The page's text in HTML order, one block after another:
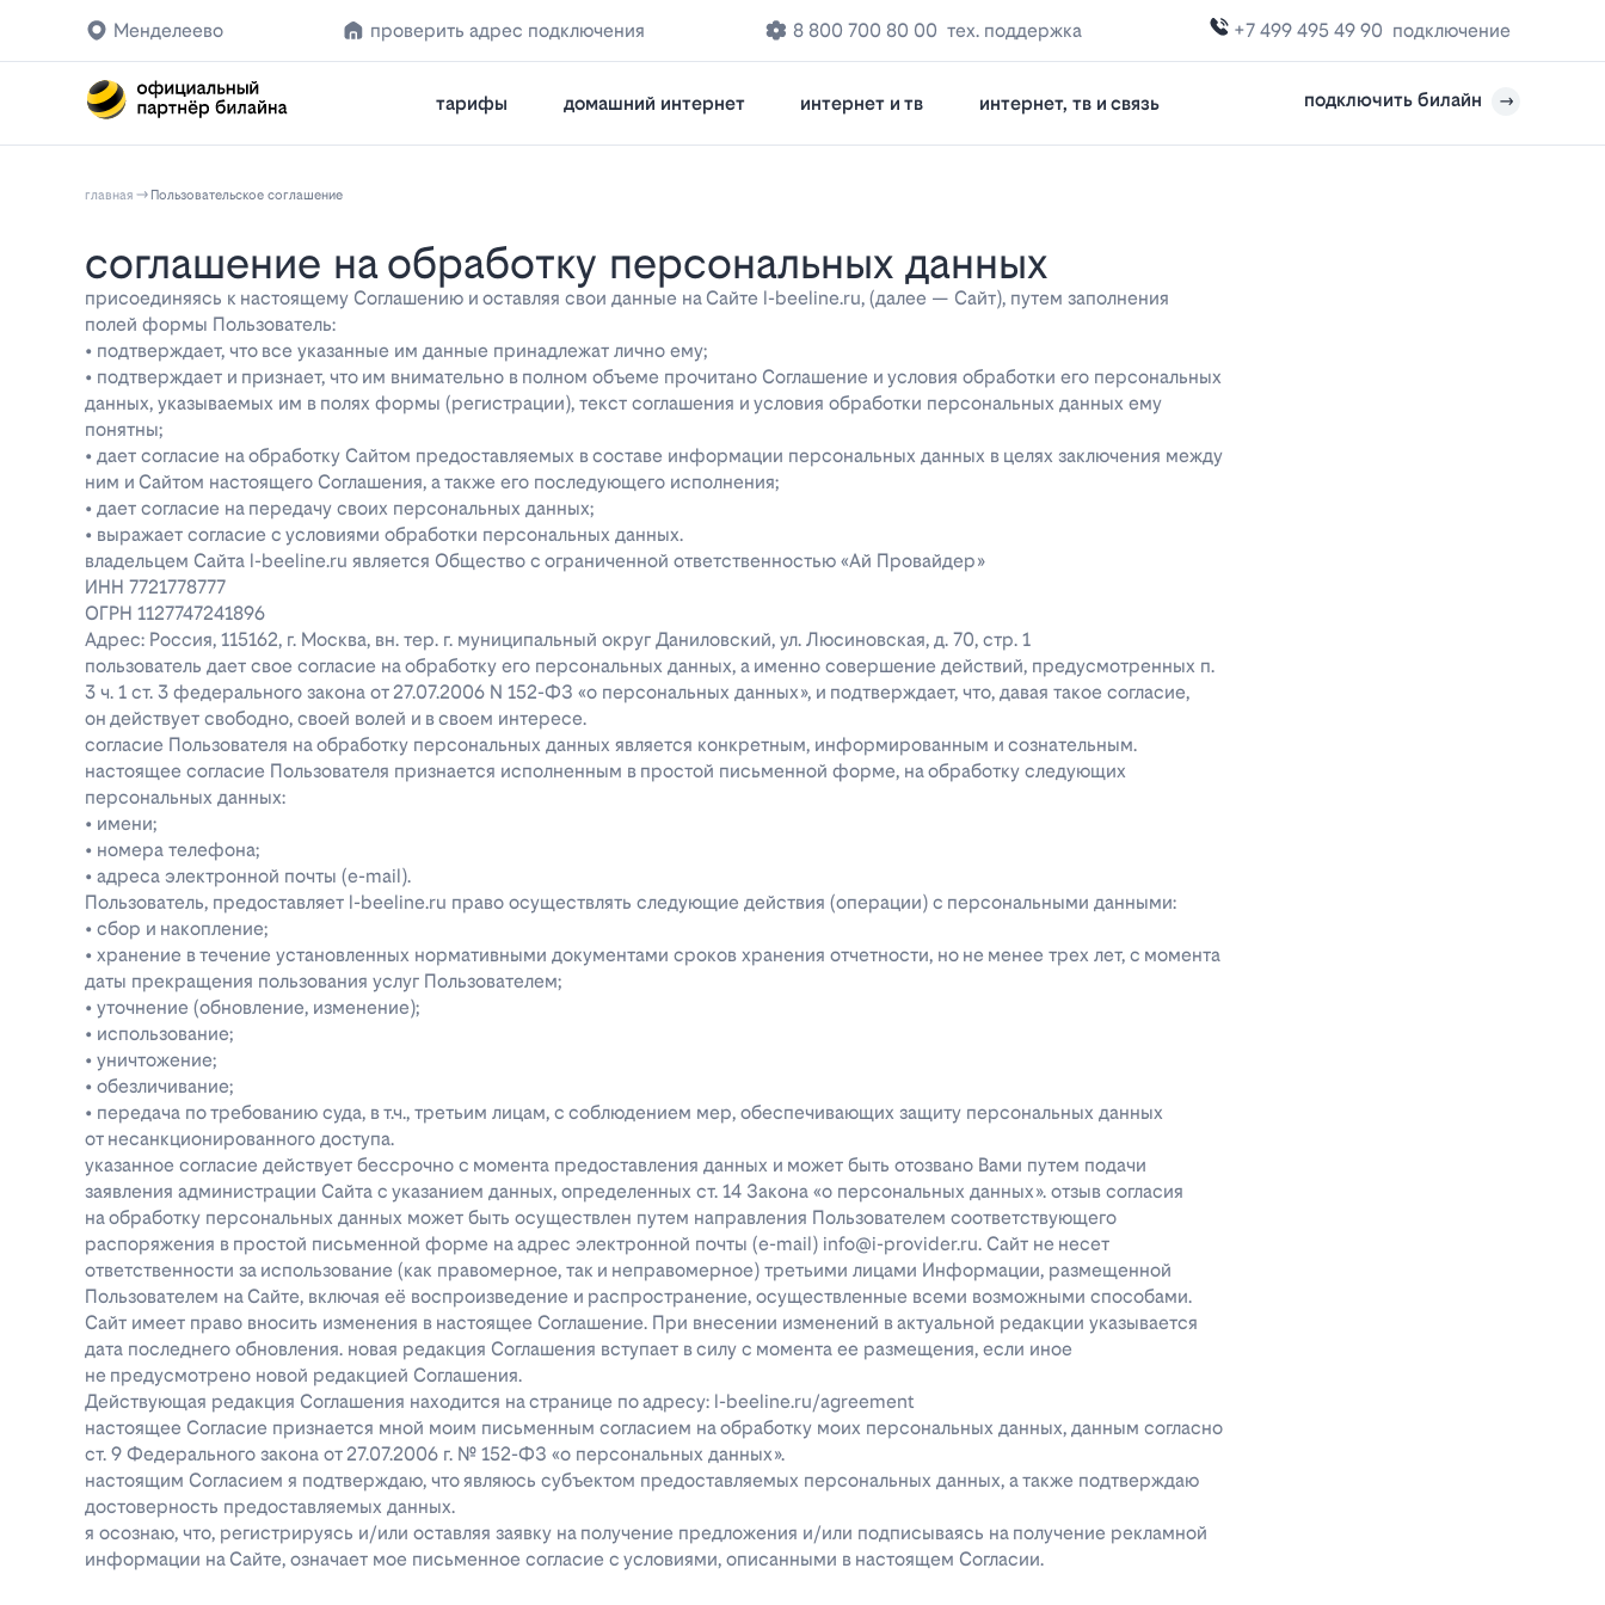
Менделеево проверить адрес подключения 8 800 700 80 00 тех. поддержка +7 499 495 49 90 подключение
тарифы домашний интернет интернет и тв интернет, тв и связь подключить билайн
главная Пользовательское соглашение
соглашение на обработку персональных данных
присоединяясь к настоящему Соглашению и оставляя свои данные на Сайте l-beeline.ru, (далее — Сайт), путем заполнения
полей формы Пользователь:
• подтверждает, что все указанные им данные принадлежат лично ему;
• подтверждает и признает, что им внимательно в полном объеме прочитано Соглашение и условия обработки его персональных
данных, указываемых им в полях формы (регистрации), текст соглашения и условия обработки персональных данных ему
понятны;
• дает согласие на обработку Сайтом предоставляемых в составе информации персональных данных в целях заключения между
ним и Сайтом настоящего Соглашения, а также его последующего исполнения;
• дает согласие на передачу своих персональных данных;
• выражает согласие с условиями обработки персональных данных.
владельцем Сайта l-beeline.ru является Общество с ограниченной ответственностью «Ай Провайдер»
ИНН 7721778777
ОГРН 1127747241896
Адрес: Россия, 115162, г. Москва, вн. тер. г. муниципальный округ Даниловский, ул. Люсиновская, д. 70, стр. 1
пользователь дает свое согласие на обработку его персональных данных, а именно совершение действий, предусмотренных п.
3 ч. 1 ст. 3 федерального закона от 27.07.2006 N 152-ФЗ «о персональных данных», и подтверждает, что, давая такое согласие,
он действует свободно, своей волей и в своем интересе.
согласие Пользователя на обработку персональных данных является конкретным, информированным и сознательным.
настоящее согласие Пользователя признается исполненным в простой письменной форме, на обработку следующих
персональных данных:
• имени;
• номера телефона;
• адреса электронной почты (e-mail).
Пользователь, предоставляет l-beeline.ru право осуществлять следующие действия (операции) с персональными данными:
• сбор и накопление;
• хранение в течение установленных нормативными документами сроков хранения отчетности, но не менее трех лет, с момента
даты прекращения пользования услуг Пользователем;
• уточнение (обновление, изменение);
• использование;
• уничтожение;
• обезличивание;
• передача по требованию суда, в т.ч., третьим лицам, с соблюдением мер, обеспечивающих защиту персональных данных
от несанкционированного доступа.
указанное согласие действует бессрочно с момента предоставления данных и может быть отозвано Вами путем подачи
заявления администрации Сайта с указанием данных, определенных ст. 14 Закона «о персональных данных». отзыв согласия
на обработку персональных данных может быть осуществлен путем направления Пользователем соответствующего
распоряжения в простой письменной форме на адрес электронной почты (e-mail) info@i-provider.ru. Сайт не несет
ответственности за использование (как правомерное, так и неправомерное) третьими лицами Информации, размещенной
Пользователем на Сайте, включая её воспроизведение и распространение, осуществленные всеми возможными способами.
Сайт имеет право вносить изменения в настоящее Соглашение. При внесении изменений в актуальной редакции указывается
дата последнего обновления. новая редакция Соглашения вступает в силу с момента ее размещения, если иное
не предусмотрено новой редакцией Соглашения.
Действующая редакция Соглашения находится на странице по адресу: l-beeline.ru/agreement
настоящее Согласие признается мной моим письменным согласием на обработку моих персональных данных, данным согласно
ст. 9 Федерального закона от 27.07.2006 г. № 152-ФЗ «о персональных данных».
настоящим Согласием я подтверждаю, что являюсь субъектом предоставляемых персональных данных, а также подтверждаю
достоверность предоставляемых данных.
я осознаю, что, регистрируясь и/или оставляя заявку на получение предложения и/или подписываясь на получение рекламной
информации на Сайте, означает мое письменное согласие с условиями, описанными в настоящем Согласии.